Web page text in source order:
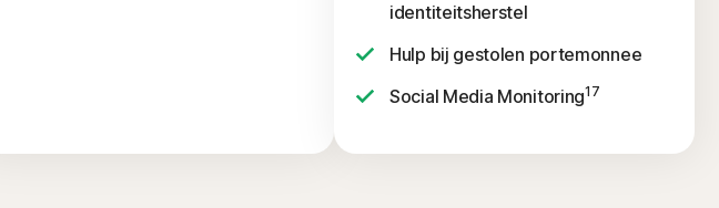
identiteitsherstel
Hulp bij gestolen portemonnee
Social Media Monitoring17